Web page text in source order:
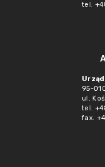
tel.
95-
ul.
tel.
fax.